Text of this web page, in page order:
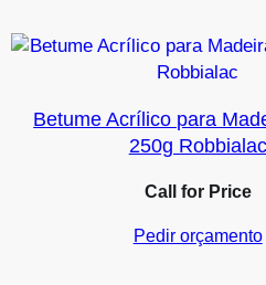
Betume Acrílico para
250g Robbialac
Call for Price
Pedir orçamento